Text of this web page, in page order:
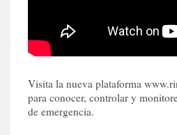
Visita la nueva plataforma
para conocer, controlar y
de emergencia.